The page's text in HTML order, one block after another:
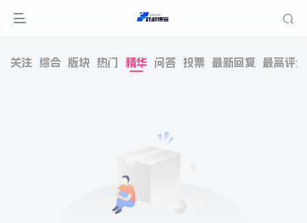
关注 综合 版块 热门 精华 问答 投票 最新回复 最高评分